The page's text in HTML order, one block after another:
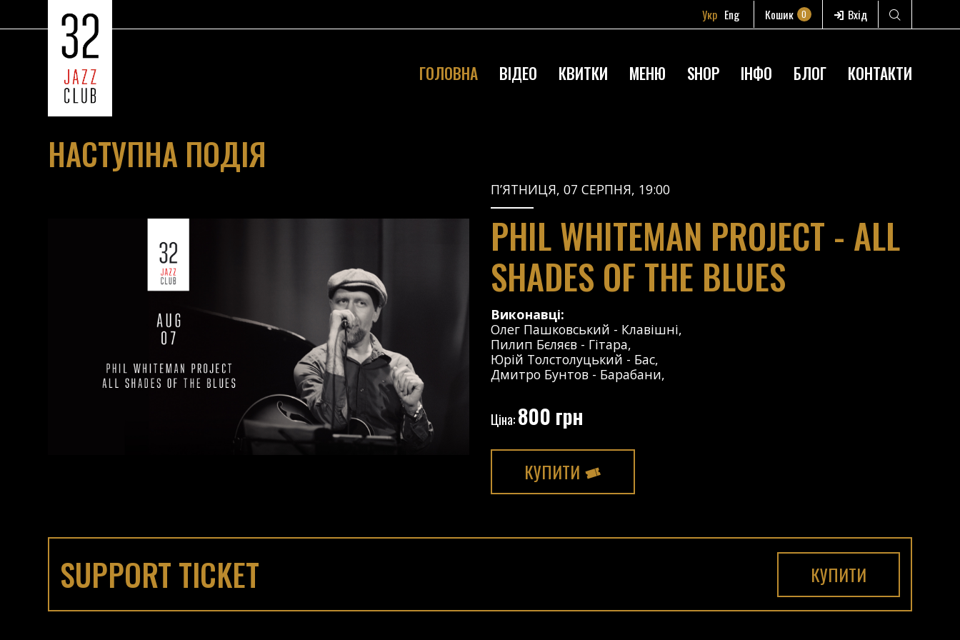
Укр Eng Кошик 0 Вхід
ГОЛОВНА ВІДЕО КВИТКИ МЕНЮ SHOP ІНФО БЛОГ КОНТАКТИ
НАСТУПНА ПОДІЯ
П’ЯТНИЦЯ, 07 СЕРПНЯ, 19:00
PHIL WHITEMAN PROJECT - ALL
SHADES OF THE BLUES
Виконавці:
Олег Пашковський - Клавішні,
Пилип Бєляєв - Гітара,
Юрій Толстолуцький - Бас,
Дмитро Бунтов - Барабани,
Ціна:800 грн
КУПИТИ
SUPPORT TICKET КУПИТИ